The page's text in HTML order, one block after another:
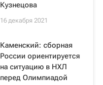
Кузнецова
16 декабря 2021
Каменский: сборная
России ориентируется
на ситуацию в НХЛ
перед Олимпиадой